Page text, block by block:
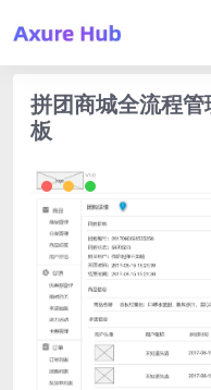
拼团商城全流程
板